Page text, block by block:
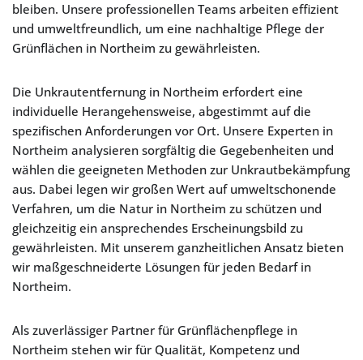
bleiben. Unsere professionellen Teams arbeiten effizient
und umweltfreundlich, um eine nachhaltige Pflege der
Grünflächen in Northeim zu gewährleisten.
Die Unkrautentfernung in Northeim erfordert eine
individuelle Herangehensweise, abgestimmt auf die
spezifischen Anforderungen vor Ort. Unsere Experten in
Northeim analysieren sorgfältig die Gegebenheiten und
wählen die geeigneten Methoden zur Unkrautbekämpfung
aus. Dabei legen wir großen Wert auf umweltschonende
Verfahren, um die Natur in Northeim zu schützen und
gleichzeitig ein ansprechendes Erscheinungsbild zu
gewährleisten. Mit unserem ganzheitlichen Ansatz bieten
wir maßgeschneiderte Lösungen für jeden Bedarf in
Northeim.
Als zuverlässiger Partner für Grünflächenpflege in
Northeim stehen wir für Qualität, Kompetenz und